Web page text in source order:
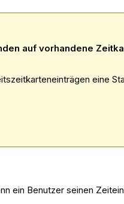
auf vorhandene
eine
ein Benutzer seinen